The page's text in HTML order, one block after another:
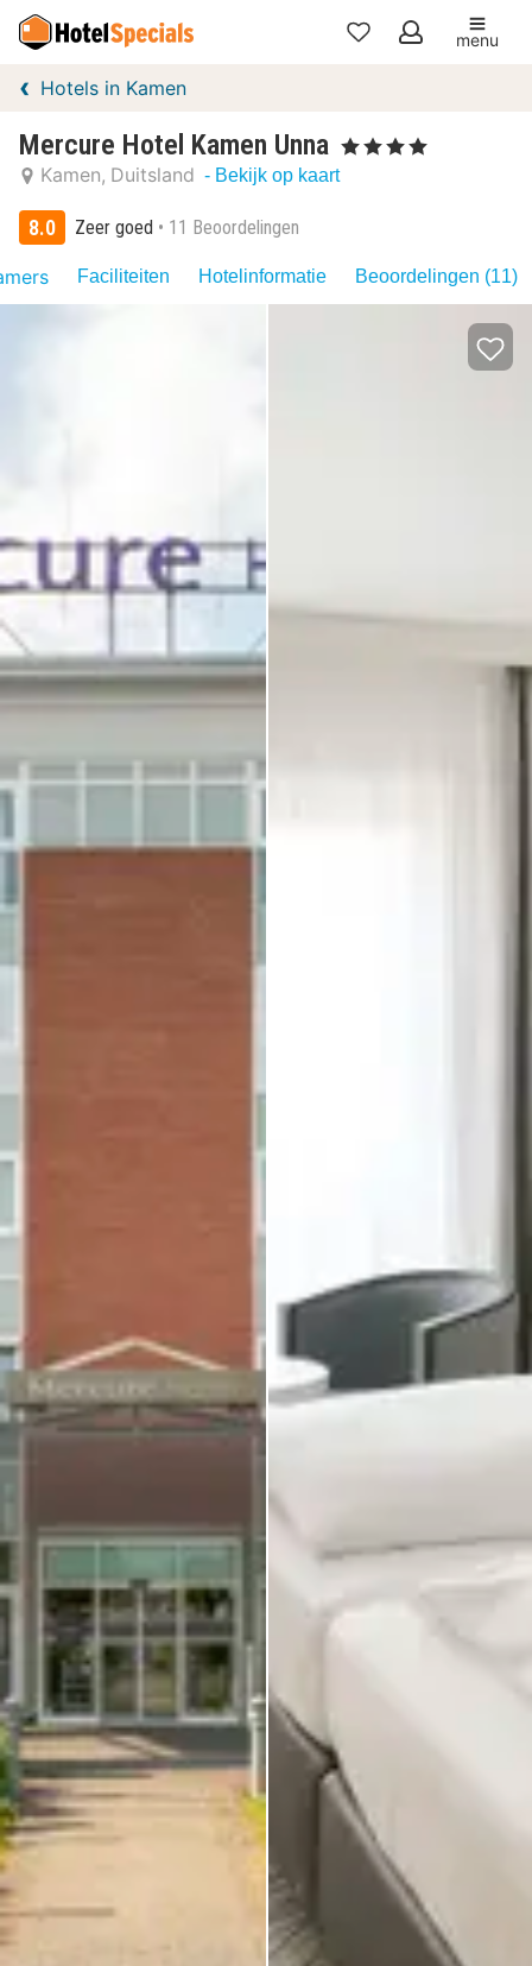
Mijn
menu
Hotels in Kamen
Mercure Hotel Kamen Unna , 4 Sterren
Kamen Duitsland - Bekijk op kaart
8.0 Zeer goed 11 Beoordelingen
Faciliteiten Hotelinformatie Beoordelingen (11)